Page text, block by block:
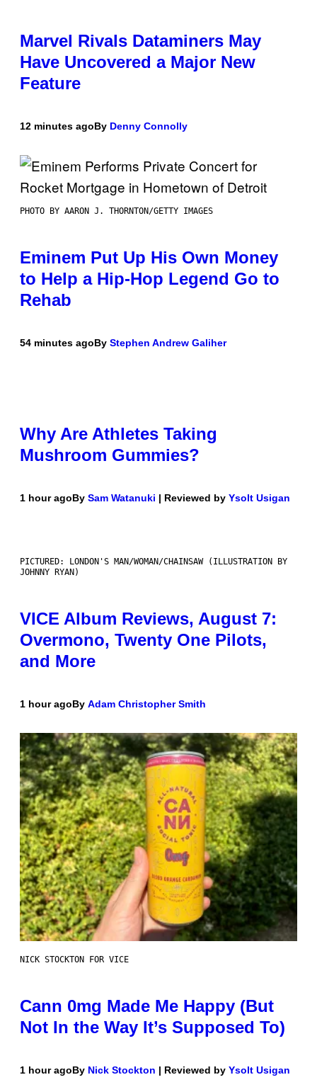
Marvel Rivals Dataminers May
Have Uncovered a Major New
Feature
12 minutes agoBy Denny Connolly
PHOTO BY AARON J. THORNTON/GETTY IMAGES
Eminem Put Up His Own Money
to Help a Hip-Hop Legend Go to
Rehab
54 minutes agoBy Stephen Andrew Galiher
Why Are Athletes Taking
Mushroom Gummies?
1 hour agoBy Sam Watanuki | Reviewed by Ysolt Usigan
PICTURED: LONDON'S MAN/WOMAN/CHAINSAW (ILLUSTRATION BY
JOHNNY RYAN)
VICE Album Reviews, August 7:
Overmono, Twenty One Pilots,
and More
1 hour agoBy Adam Christopher Smith
NICK STOCKTON FOR VICE
Cann 0mg Made Me Happy (But
Not In the Way It’s Supposed To)
1 hour agoBy Nick Stockton | Reviewed by Ysolt Usigan